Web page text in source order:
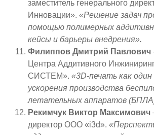
заместитель генерального
Инновации». «Решение задач
помощью полимерных
кейсы и барьеры внедрения».
Филиппов Дмитрий Павлович
Центра Аддитивного
СИСТЕМ». «3D-печать как
ускорения производства
летательных аппаратов
Рекимчук Виктор Максимович
директор OOO «i3d».